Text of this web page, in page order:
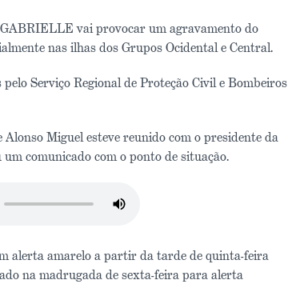
vai provocar um agravamento do
nas ilhas dos Grupos Ocidental e Central.
Serviço Regional de Proteção Civil e Bombeiros
Miguel esteve reunido com o presidente da
comunicado com o ponto de situação.
alerta amarelo a partir da tarde de quinta-feira
na madrugada de sexta-feira para alerta